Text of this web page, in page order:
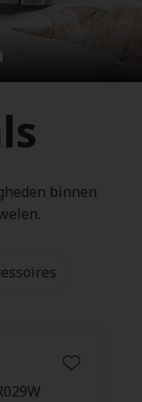
binnen